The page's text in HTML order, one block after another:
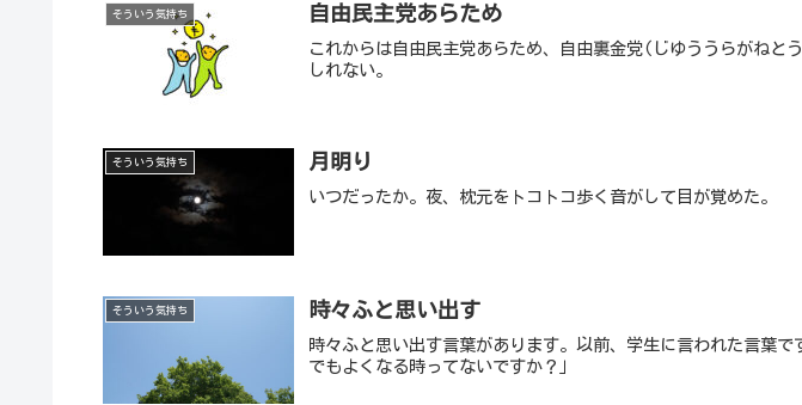
そういう気持ち 自由民主党あらため
これからは自由民主党あらため、自由裏金党(じゆううらがねと
しれない。
そういう気持ち 月明り
いつだったか。夜、枕元をトコトコ歩く音がして目が覚めた。
そういう気持ち 時々ふと思い出す
時々ふと思い出す言葉があります。以前、学生に言われた言葉で
でもよくなる時ってないですか？」